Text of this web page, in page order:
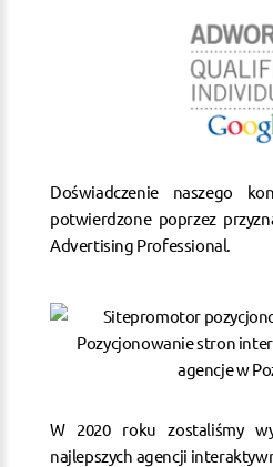
Doświadczenie naszego
potwierdzone poprzez
Advertising Professional.
W 2020 roku zostaliśmy
najlepszych agencji